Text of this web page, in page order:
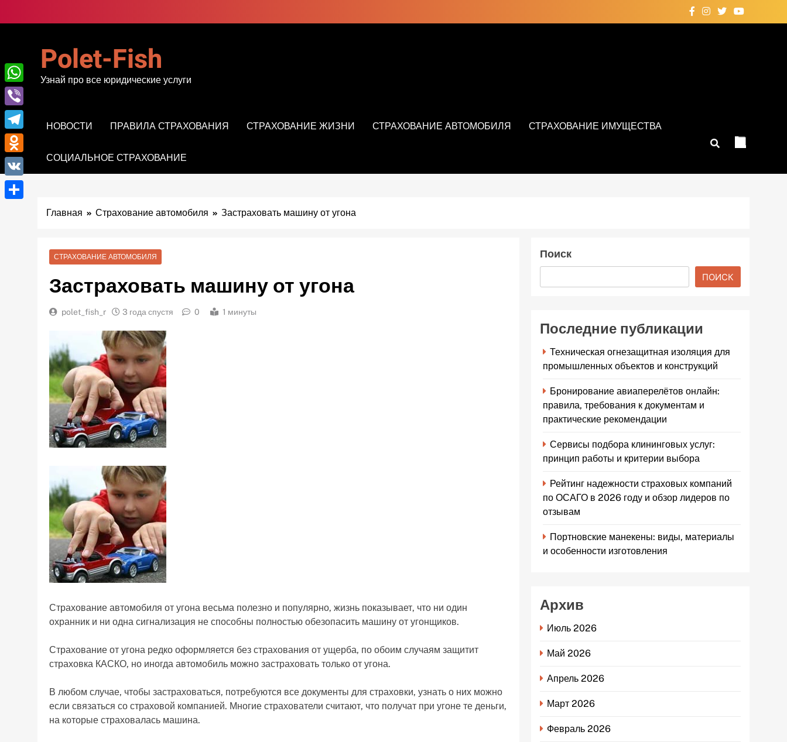
к
Polet-Fish
Узнай про все юридические услуги
НОВОСТИ ПРАВИЛА СТРАХОВАНИЯ СТРАХОВАНИЕ ЖИЗНИ СТРАХОВАНИЕ АВТОМОБИЛЯ СТРАХОВАНИЕ ИМУЩЕСТВА
СОЦИАЛЬНОЕ СТРАХОВАНИЕ
Главная Страхование автомобиля Застраховать машину от угона
СТРАХОВАНИЕ АВТОМОБИЛЯ
Застраховать машину от угона
polet_fish_r 3 года спустя 0 1 минуты
Страхование автомобиля от угона весьма полезно и популярно, жизнь показывает, что ни один
охранник и ни одна сигнализация не способны полностью обезопасить машину от угонщиков.
Страхование от угона редко оформляется без страхования от ущерба, по обоим случаям защитит
страховка КАСКО, но иногда автомобиль можно застраховать только от угона.
В любом случае, чтобы застраховаться, потребуются все документы для страховки, узнать о них можно
если связаться со страховой компанией. Многие страхователи считают, что получат при угоне те деньги,
на которые страховалась машина.
Поиск
ПОИСК
Последние публикации
Техническая огнезащитная изоляция для
промышленных объектов и конструкций
Бронирование авиаперелётов онлайн:
правила, требования к документам и
практические рекомендации
Сервисы подбора клининговых услуг:
принцип работы и критерии выбора
Рейтинг надежности страховых компаний
по ОСАГО в 2026 году и обзор лидеров по
отзывам
Портновские манекены: виды, материалы
и особенности изготовления
Архив
Июль 2026
Май 2026
Апрель 2026
Март 2026
Февраль 2026
WhatsApp
Viber
Telegram
Odnoklassniki
VK
Отправить